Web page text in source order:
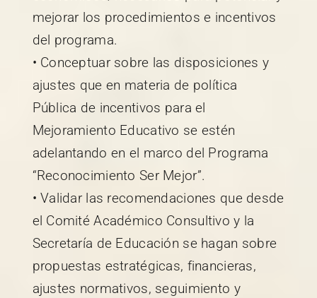
mejorar los procedimientos e incentivos
del programa.
• Conceptuar sobre las disposiciones y
ajustes que en materia de política
Pública de incentivos para el
Mejoramiento Educativo se estén
adelantando en el marco del Programa
“Reconocimiento Ser Mejor”.
• Validar las recomendaciones que desde
el Comité Académico Consultivo y la
Secretaría de Educación se hagan sobre
propuestas estratégicas, financieras,
ajustes normativos, seguimiento y